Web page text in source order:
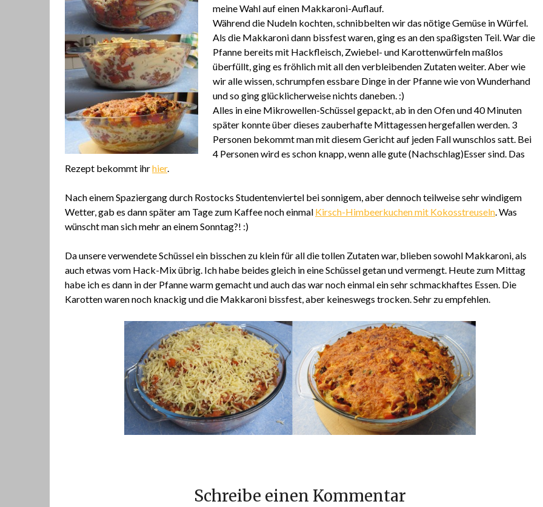
meine Wahl auf einen Makkaroni-Auflauf.
Während die Nudeln kochten, schnibbelten wir das nötige Gemüse in Würfel.
Als die Makkaroni dann bissfest waren, ging es an den spaßigsten Teil. War die
Pfanne bereits mit Hackfleisch, Zwiebel- und Karottenwürfeln maßlos
überfüllt, ging es fröhlich mit all den verbleibenden Zutaten weiter. Aber wie
wir alle wissen, schrumpfen essbare Dinge in der Pfanne wie von Wunderhand
und so ging glücklicherweise nichts daneben. :)
Alles in eine Mikrowellen-Schüssel gepackt, ab in den Ofen und 40 Minuten
später konnte über dieses zauberhafte Mittagessen hergefallen werden. 3
Personen bekommt man mit diesem Gericht auf jeden Fall wunschlos satt. Bei
4 Personen wird es schon knapp, wenn alle gute (Nachschlag)Esser sind. Das
Rezept bekommt ihrhier.
Nach einem Spaziergang durch Rostocks Studentenviertel bei sonnigem, aber dennoch teilweise sehr windigem
Wetter, gab es dann später am Tage zum Kaffee noch einmal Kirsch-Himbeerkuchen mit Kokosstreuseln. Was
wünscht man sich mehr an einem Sonntag?! :)
Da unsere verwendete Schüssel ein bisschen zu klein für all die tollen Zutaten war, blieben sowohl Makkaroni, als
auch etwas vom Hack-Mix übrig. Ich habe beides gleich in eine Schüssel getan und vermengt. Heute zum Mittag
habe ich es dann in der Pfanne warm gemacht und auch das war noch einmal ein sehr schmackhaftes Essen. Die
Karotten waren noch knackig und die Makkaroni bissfest, aber keineswegs trocken. Sehr zu empfehlen.
Schreibe einen Kommentar